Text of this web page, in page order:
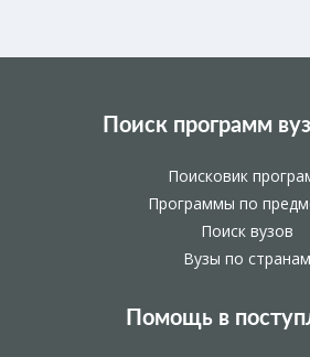
Поиск программ
Поисковик
Программы по
Поиск вузов
Вузы по странам
Помощь в